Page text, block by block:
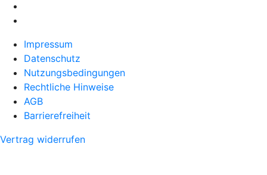
Impressum
Datenschutz
Nutzungsbedingungen
Rechtliche Hinweise
AGB
Barrierefreiheit
Vertrag widerrufen